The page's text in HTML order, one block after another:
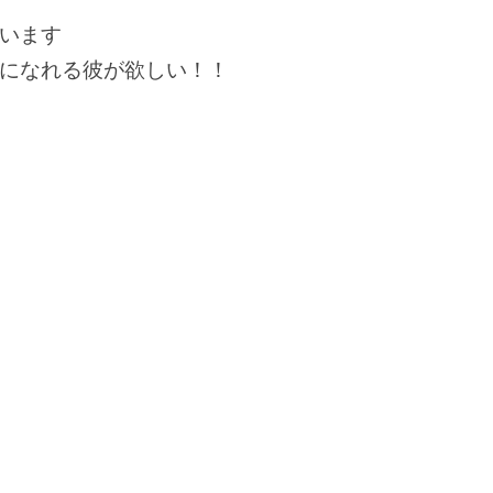
ます
なれる彼が欲しい！！